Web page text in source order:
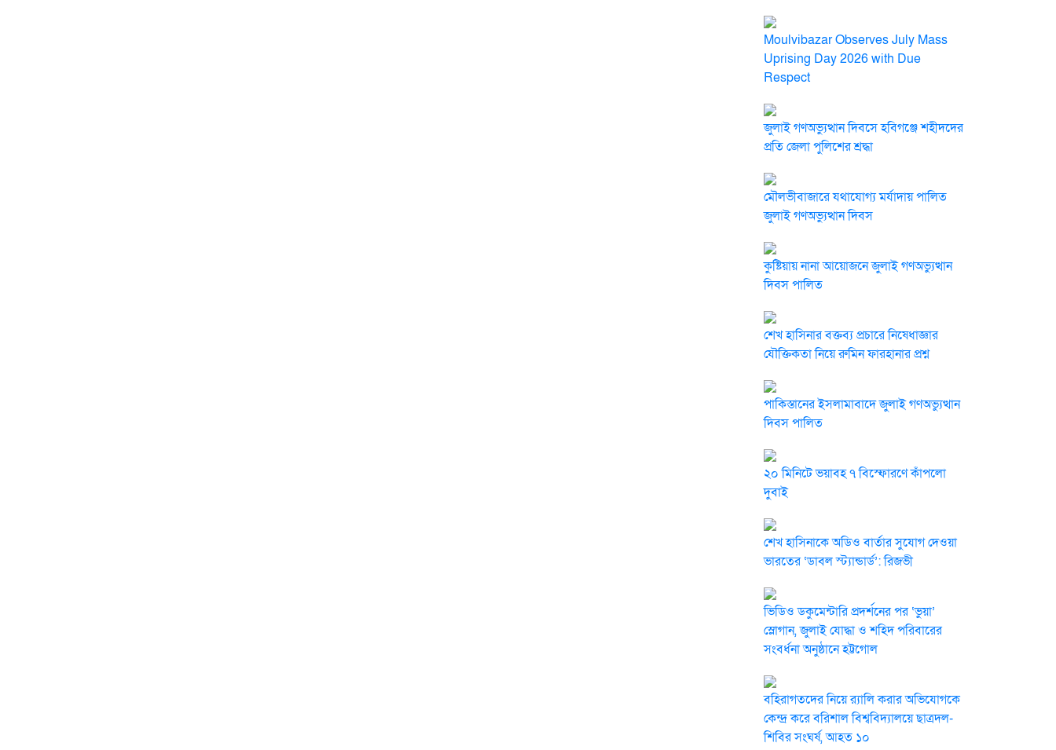
Moulvibazar Observes July Mass
Uprising Day 2026 with Due
Respect
জুলাই গণঅভ্যুত্থান দিবসে হবিগঞ্জে শহীদদের
প্রতি জেলা পুলিশের শ্রদ্ধা
মৌলভীবাজারে যথাযোগ্য মর্যাদায় পালিত
জুলাই গণঅভ্যুত্থান দিবস
কুষ্টিয়ায় নানা আয়োজনে জুলাই গণঅভ্যুত্থান
দিবস পালিত
শেখ হাসিনার বক্তব্য প্রচারে নিষেধাজ্ঞার
যৌক্তিকতা নিয়ে রুমিন ফারহানার প্রশ্ন
পাকিস্তানের ইসলামাবাদে জুলাই গণঅভ্যুত্থান
দিবস পালিত
২০ মিনিটে ভয়াবহ ৭ বিস্ফোরণে কাঁপলো
দুবাই
শেখ হাসিনাকে অডিও বার্তার সুযোগ দেওয়া
ভারতের ‘ডাবল স্ট্যান্ডার্ড’: রিজভী
ভিডিও ডকুমেন্টারি প্রদর্শনের পর ‘ভুয়া’
স্লোগান, জুলাই যোদ্ধা ও শহিদ পরিবারের
সংবর্ধনা অনুষ্ঠানে হট্টগোল
বহিরাগতদের নিয়ে র‍্যালি করার অভিযোগকে
কেন্দ্র করে বরিশাল বিশ্ববিদ্যালয়ে ছাত্রদল-
শিবির সংঘর্ষ, আহত ১০